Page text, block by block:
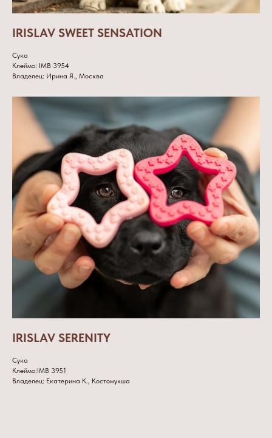
IRISLAV SWEET SENSATION
Сука
Клеймо: IMB 3954
Владелец: Ирина Я., Москва
IRISLAV SERENITY
Сука
Клеймо:IMB 3951
Владелец: Екатерина К., Костомукша